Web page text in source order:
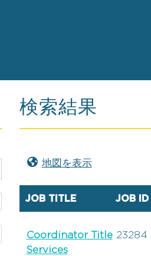
Begin
typing
to
find
suggestions.
検索結果
地図を表示
41
Live
Results
JOB TITLE JOB ID
Coordinator Title
Services
23284